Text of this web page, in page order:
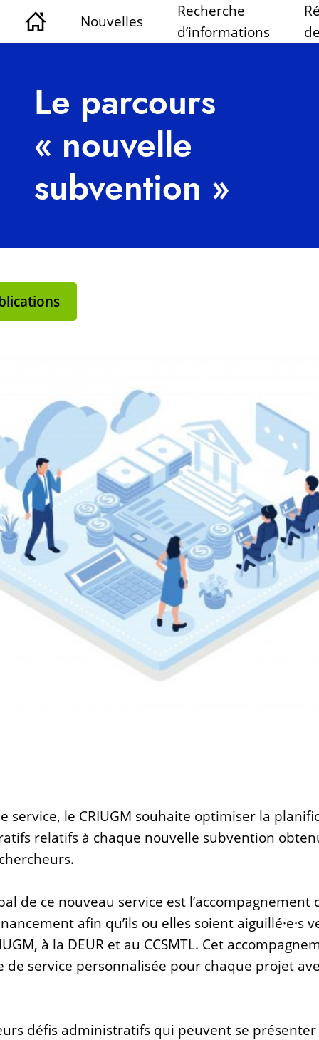
Nouvelles
Recherche
d’informations
Le parcours
« nouvelle
subvention »
service, le CRIUGM souhaite optimiser la
relatifs à chaque nouvelle subvention
de ce nouveau service est l’accompagnement
afin qu’ils ou elles soient aiguillé·e·s
à la DEUR et au CCSMTL. Cet
de service personnalisée pour chaque projet
défis administratifs qui peuvent se